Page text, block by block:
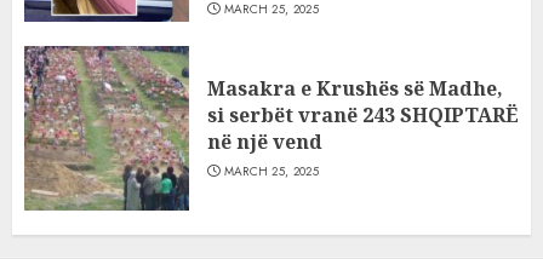
MARCH 25, 2025
Masakra e Krushës së Madhe,
si serbët vranë 243 SHQIPTARË
në një vend
MARCH 25, 2025